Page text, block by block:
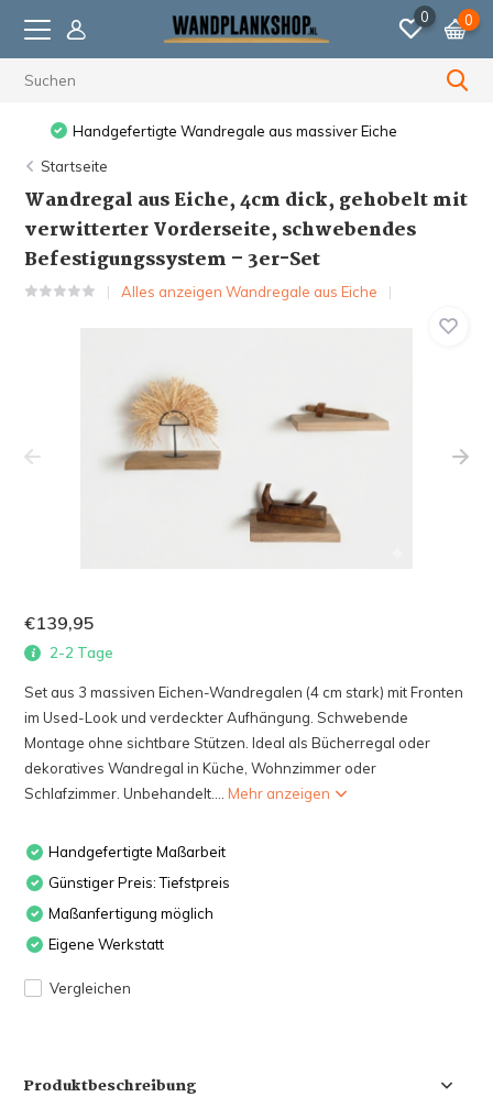
0 0
Vor 23:59 Uhr bestellt, am nächsten Werktag versendet.
Startseite
Wandregal aus Eiche, 4cm dick, gehobelt mit
verwitterter Vorderseite, schwebendes
Befestigungssystem – 3er-Set
Alles anzeigen Wandregale aus Eiche
€139,95
2-2 Tage
Set aus 3 massiven Eichen-Wandregalen (4 cm stark) mit Fronten
im Used-Look und verdeckter Aufhängung. Schwebende
Montage ohne sichtbare Stützen. Ideal als Bücherregal oder
dekoratives Wandregal in Küche, Wohnzimmer oder
Schlafzimmer. Unbehandelt....Mehr anzeigen
Handgefertigte Maßarbeit
Günstiger Preis: Tiefstpreis
Maßanfertigung möglich
Eigene Werkstatt
Vergleichen
Produktbeschreibung